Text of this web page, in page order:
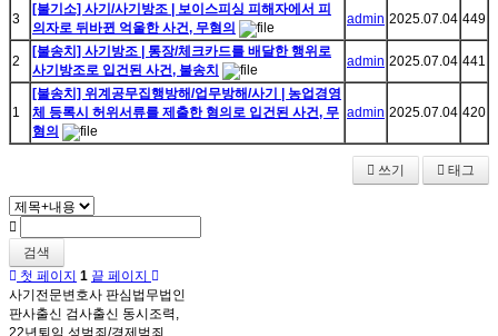
3
[불기소] 사기/사기방조 | 보이스피싱 피해자에서 피
의자로 뒤바뀐 억울한 사건, 무혐의
admin 2025.07.04 449
2
[불송치] 사기방조 | 통장/체크카드를 배달한 행위로
사기방조로 입건된 사건, 불송치
admin 2025.07.04 441
1
[불송치] 위계공무집행방해/업무방해/사기 | 농업경영
체 등록시 허위서류를 제출한 혐의로 입건된 사건, 무
혐의
admin 2025.07.04 420
쓰기 태그
검색
첫 페이지 1 끝 페이지
사기전문변호사 판심법무법인
판사출신 검사출신 동시조력,
22년퇴임 성범죄/경제범죄